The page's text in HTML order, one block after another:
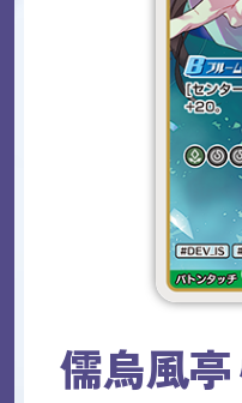
儒烏風